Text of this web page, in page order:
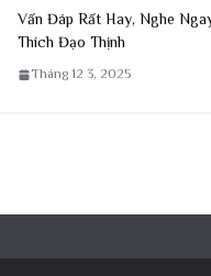
Vấn Đáp Rất Hay, Nghe
Thích Đạo Thịnh
Tháng 12 3, 2025